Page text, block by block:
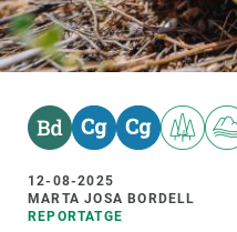
12-08-2025
MARTA JOSA BORDELL
REPORTATGE